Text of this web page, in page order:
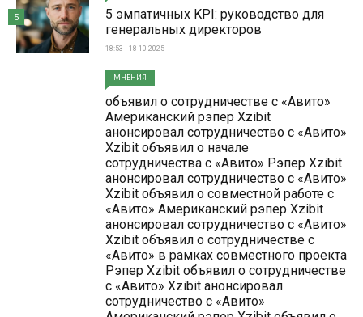
5 эмпатичных KPI: руководство для
генеральных директоров
18:53 | 18-10-2025
5
МНЕНИЯ
объявил о сотрудничестве с «Авито»
Американский рэпер Xzibit
анонсировал сотрудничество с «Авито»
Xzibit объявил о начале
сотрудничества с «Авито» Рэпер Xzibit
анонсировал сотрудничество с «Авито»
Xzibit объявил о совместной работе с
«Авито» Американский рэпер Xzibit
анонсировал сотрудничество с «Авито»
Xzibit объявил о сотрудничестве с
«Авито» в рамках совместного проекта
Рэпер Xzibit объявил о сотрудничестве
с «Авито» Xzibit анонсировал
сотрудничество с «Авито»